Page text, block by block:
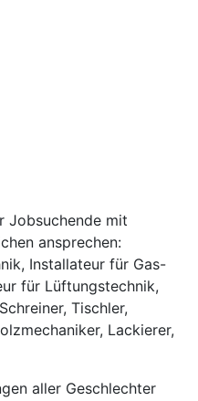
Jobsuchende mit
ansprechen:
Installateur für Gas-
für Lüftungstechnik,
Tischler,
Lackierer,
aller Geschlechter